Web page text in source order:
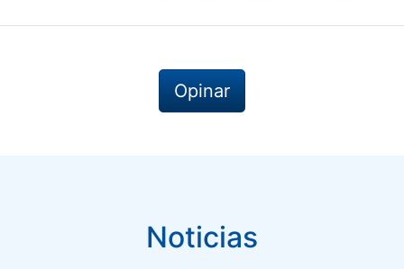
Opinar
Noticias